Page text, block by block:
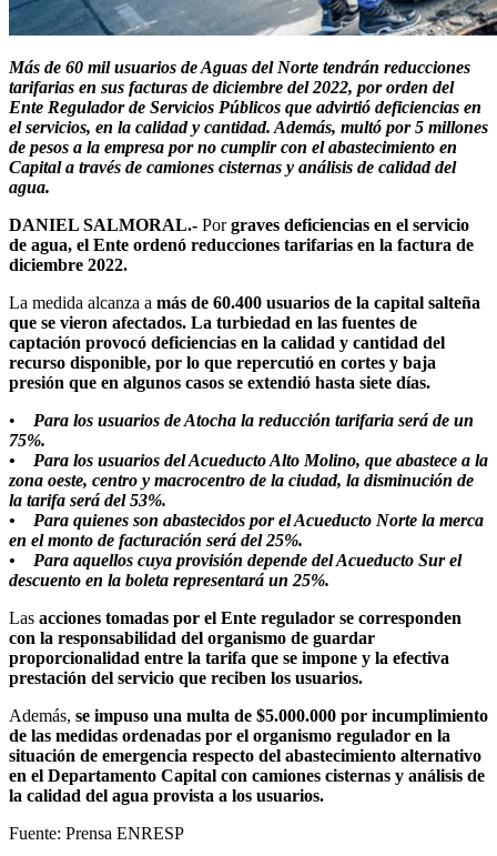
Más de 60 mil usuarios de Aguas del Norte tendrán reducciones
tarifarias en sus facturas de diciembre del 2022, por orden del
Ente Regulador de Servicios Públicos que advirtió deficiencias en
el servicios, en la calidad y cantidad. Además, multó por 5 millones
de pesos a la empresa por no cumplir con el abastecimiento en
Capital a través de camiones cisternas y análisis de calidad del
agua.
DANIEL SALMORAL.- Porgraves deficiencias en el servicio
de agua, el Ente ordenó reducciones tarifarias en la factura de
diciembre 2022.
La medida alcanza a más de 60.400 usuarios de la capital salteña
que se vieron afectados. La turbiedad en las fuentes de
captación provocó deficiencias en la calidad y cantidad del
recurso disponible, por lo que repercutió en cortes y baja
presión que en algunos casos se extendió hasta siete días.
•
Para los usuarios de Atocha la reducción tarifaria será de un
75%.
• Para los usuarios del Acueducto Alto Molino, que abastece a la
zona oeste, centro y macrocentro de la ciudad, la disminución de
la tarifa será del 53%.
• Para quienes son abastecidos por el Acueducto Norte la merca
en el monto de facturación será del 25%.
• Para aquellos cuya provisión depende del Acueducto Sur el
descuento en la boleta representará un 25%.
Las acciones tomadas por el Ente regulador se corresponden
con la responsabilidad del organismo de guardar
proporcionalidad entre la tarifa que se impone y la efectiva
prestación del servicio que reciben los usuarios.
Además, se impuso una multa de $5.000.000 por incumplimiento
de las medidas ordenadas por el organismo regulador en la
situación de emergencia respecto del abastecimiento alternativo
en el Departamento Capital con camiones cisternas y análisis de
la calidad del agua provista a los usuarios.
Fuente: Prensa ENRESP